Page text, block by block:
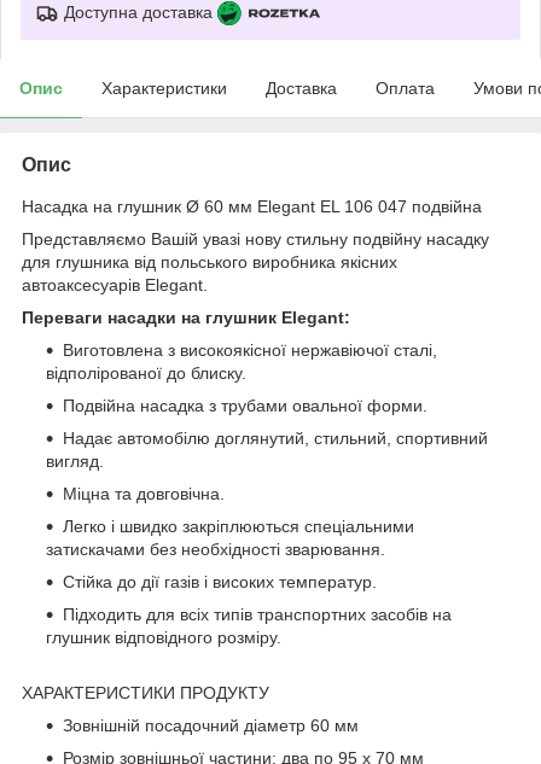
Доступна доставка
Опис Характеристики Доставка Оплата Умови
Опис
Насадка на глушник Ø 60 мм Elegant EL 106 047 подвійна
Представляємо Вашій увазі нову стильну подвійну насадку
для глушника від польського виробника якісних
автоаксесуарів Elegant.
Переваги насадки на глушник Elegant:
Виготовлена з високоякісної нержавіючої сталі,
відполірованої до блиску.
Подвійна насадка з трубами овальної форми.
Надає автомобілю доглянутий, стильний, спортивний
вигляд.
Міцна та довговічна.
Легко і швидко закріплюються спеціальними
затискачами без необхідності зварювання.
Стійка до дії газів і високих температур.
Підходить для всіх типів транспортних засобів на
глушник відповідного розміру.
ХАРАКТЕРИСТИКИ ПРОДУКТУ
Зовнішній посадочний діаметр 60 мм
Розмір зовнішньої частини: два по 95 х 70 мм